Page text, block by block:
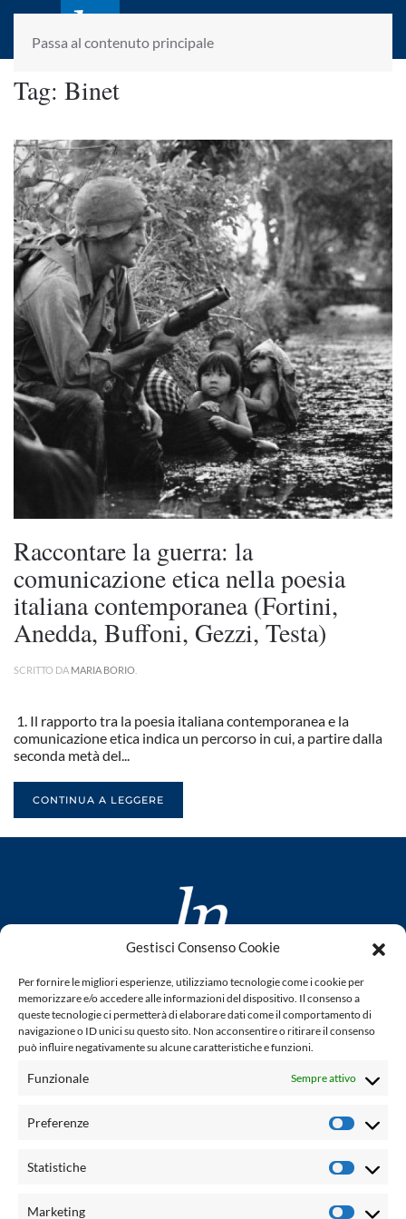
Gestisci Consenso Cookie
Per fornire le migliori esperienze, utilizziamo tecnologie come i cookie per
memorizzare e/o accedere alle informazioni del dispositivo. Il consenso a
queste tecnologie ci permetterà di elaborare dati come il comportamento di
navigazione o ID unici su questo sito. Non acconsentire o ritirare il consenso
può influire negativamente su alcune caratteristiche e funzioni.
Funzionale Sempre attivo
Preferenze
Statistiche
Marketing
Passa al contenuto principale
laletteraturaenoi.it
fondato da Romano Luperini
Tag: Binet
Raccontare la guerra: la
comunicazione etica nella poesia
italiana contemporanea (Fortini,
Anedda, Buffoni, Gezzi, Testa)
SCRITTO DA MARIA BORIO
1. Il rapporto tra la poesia italiana contemporanea e la
comunicazione etica indica un percorso in cui, a partire dalla
seconda metà del...
CONTINUA A LEGGERE
www.laletteraturaenoi.it
fondato da Romano Luperini
Questo blog non rappresenta una testata giornalistica in
quanto viene aggiornato senza alcuna periodicità. Non può
legge n° 62 del 7.03.2001. L'autore non è responsabile per